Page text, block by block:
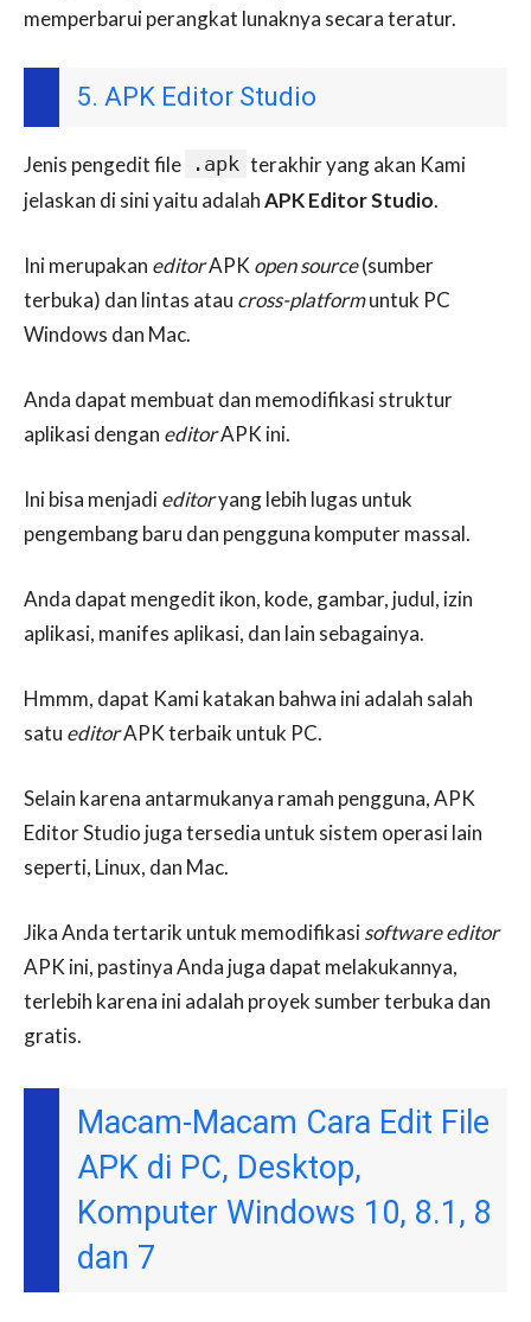
memperbarui perangkat lunaknya secara teratur.
5. APK Editor Studio
Jenis pengedit file .apk terakhir yang akan Kami
jelaskan di sini yaitu adalahAPK Editor Studio.
Ini merupakan editorAPK open source(sumber
terbuka) dan lintas atau cross-platformuntuk PC
Windows dan Mac.
Anda dapat membuat dan memodifikasi struktur
aplikasi dengan editorAPK ini.
Ini bisa menjadieditoryang lebih lugas untuk
pengembang baru dan pengguna komputer massal.
Anda dapat mengedit ikon, kode, gambar, judul, izin
aplikasi, manifes aplikasi, dan lain sebagainya.
Hmmm, dapat Kami katakan bahwa ini adalah salah
satu editorAPK terbaik untuk PC.
Selain karena antarmukanya ramah pengguna, APK
Editor Studio juga tersedia untuk sistem operasi lain
seperti, Linux, dan Mac.
Jika Anda tertarik untuk memodifikasisoftwareeditor
APK ini, pastinya Anda juga dapat melakukannya,
terlebih karena ini adalah proyek sumber terbuka dan
gratis.
Macam-Macam Cara Edit File
APK di PC, Desktop,
Komputer Windows 10, 8.1, 8
dan 7